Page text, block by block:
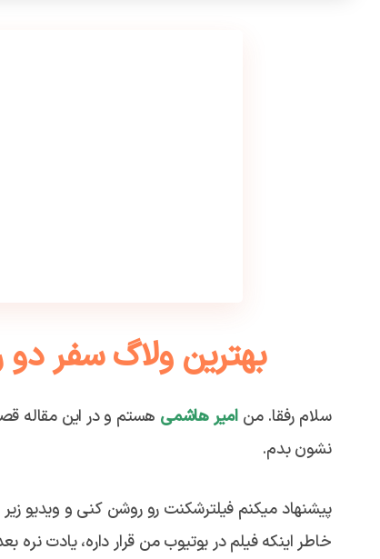
بهترین ولاگ سفر دو
سلام رفقا. من امیر هاشمی هستم و در این مقاله
نشون بدم.
پیشنهاد میکنم فیلترشکنت رو روشن کنی و ویدیو
خاطر اینکه فیلم در یوتیوب من قرار داره، یادت